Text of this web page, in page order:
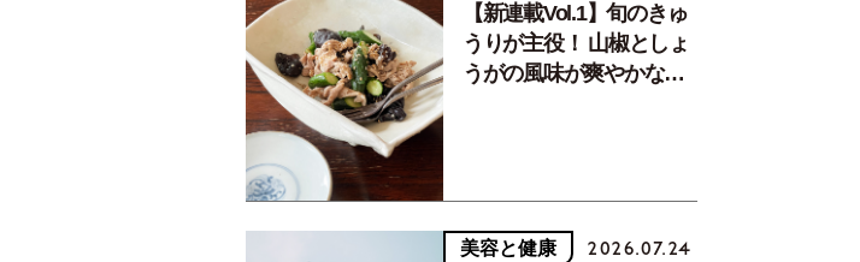
【新連載Vol.1】旬のきゅ
うりが主役！ 山椒としょ
うがの風味が爽やかな、
美容と健康 2026.07.24